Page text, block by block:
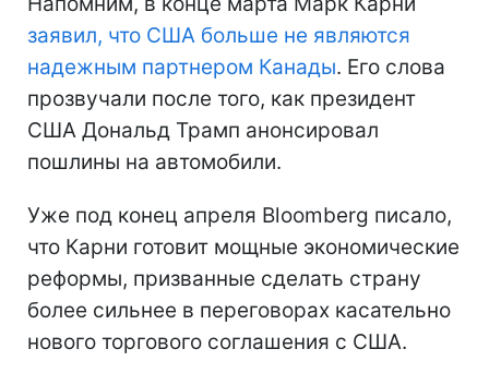
заявил, что США больше не являются
надежным партнером Канады. Его слова
прозвучали после того, как президент
США Дональд Трамп анонсировал
пошлины на автомобили.
Уже под конец апреля Bloomberg писало,
что Карни готовит мощные экономические
реформы, призванные сделать страну
более сильнее в переговорах касательно
нового торгового соглашения с США.